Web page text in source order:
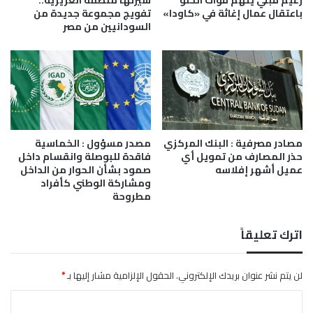
ع
ل
ب
ا
ل
ج
ن
ي
ه
و
ر
ل
ت
باعتقال عمال إغاثة في «كاودا» تفويج مجموعة جديدة من
السودانيين من مصر
مصادر مصرفية : البنك المركزي
حذر المصارف من تمويل أي
عميل أشهر إفلاسه
مصدر مسؤول : الخماسية
فاقدة للبوصلة وانقسام داخل
صمود بشأن الحوار من الداخل
ومشاركة الوطني كأفراد
مطروحة
اترك تعليقاً
لن يتم نشر عنوان بريدك الإلكتروني.الحقول الإلزامية مشار إليها بـ*